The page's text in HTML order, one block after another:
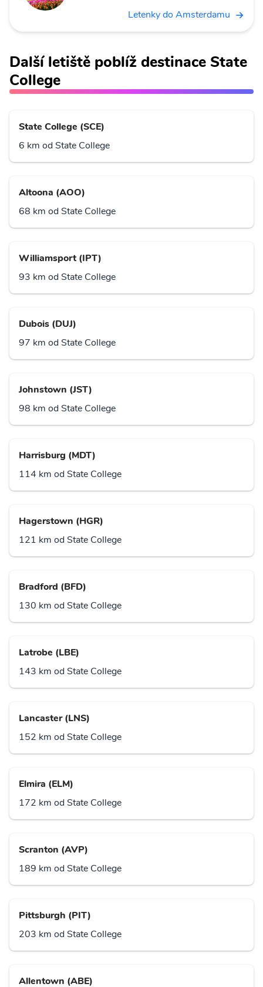
Letenky do Amsterdamu
Další letiště poblíž destinace State
College
State College (SCE)
6 km od State College
Altoona (AOO)
68 km od State College
Williamsport (IPT)
93 km od State College
Dubois (DUJ)
97 km od State College
Johnstown (JST)
98 km od State College
Harrisburg (MDT)
114 km od State College
Hagerstown (HGR)
121 km od State College
Bradford (BFD)
130 km od State College
Latrobe (LBE)
143 km od State College
Lancaster (LNS)
152 km od State College
Elmira (ELM)
172 km od State College
Scranton (AVP)
189 km od State College
Pittsburgh (PIT)
203 km od State College
Allentown (ABE)